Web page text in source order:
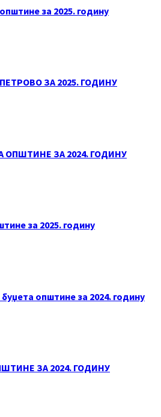
за 2025. годину
ЗА 2025. ГОДИНУ
ОПШТИНЕ ЗА 2024. ГОДИНУ
за 2025. годину
општине за 2024. годину
ЗА 2024. ГОДИНУ